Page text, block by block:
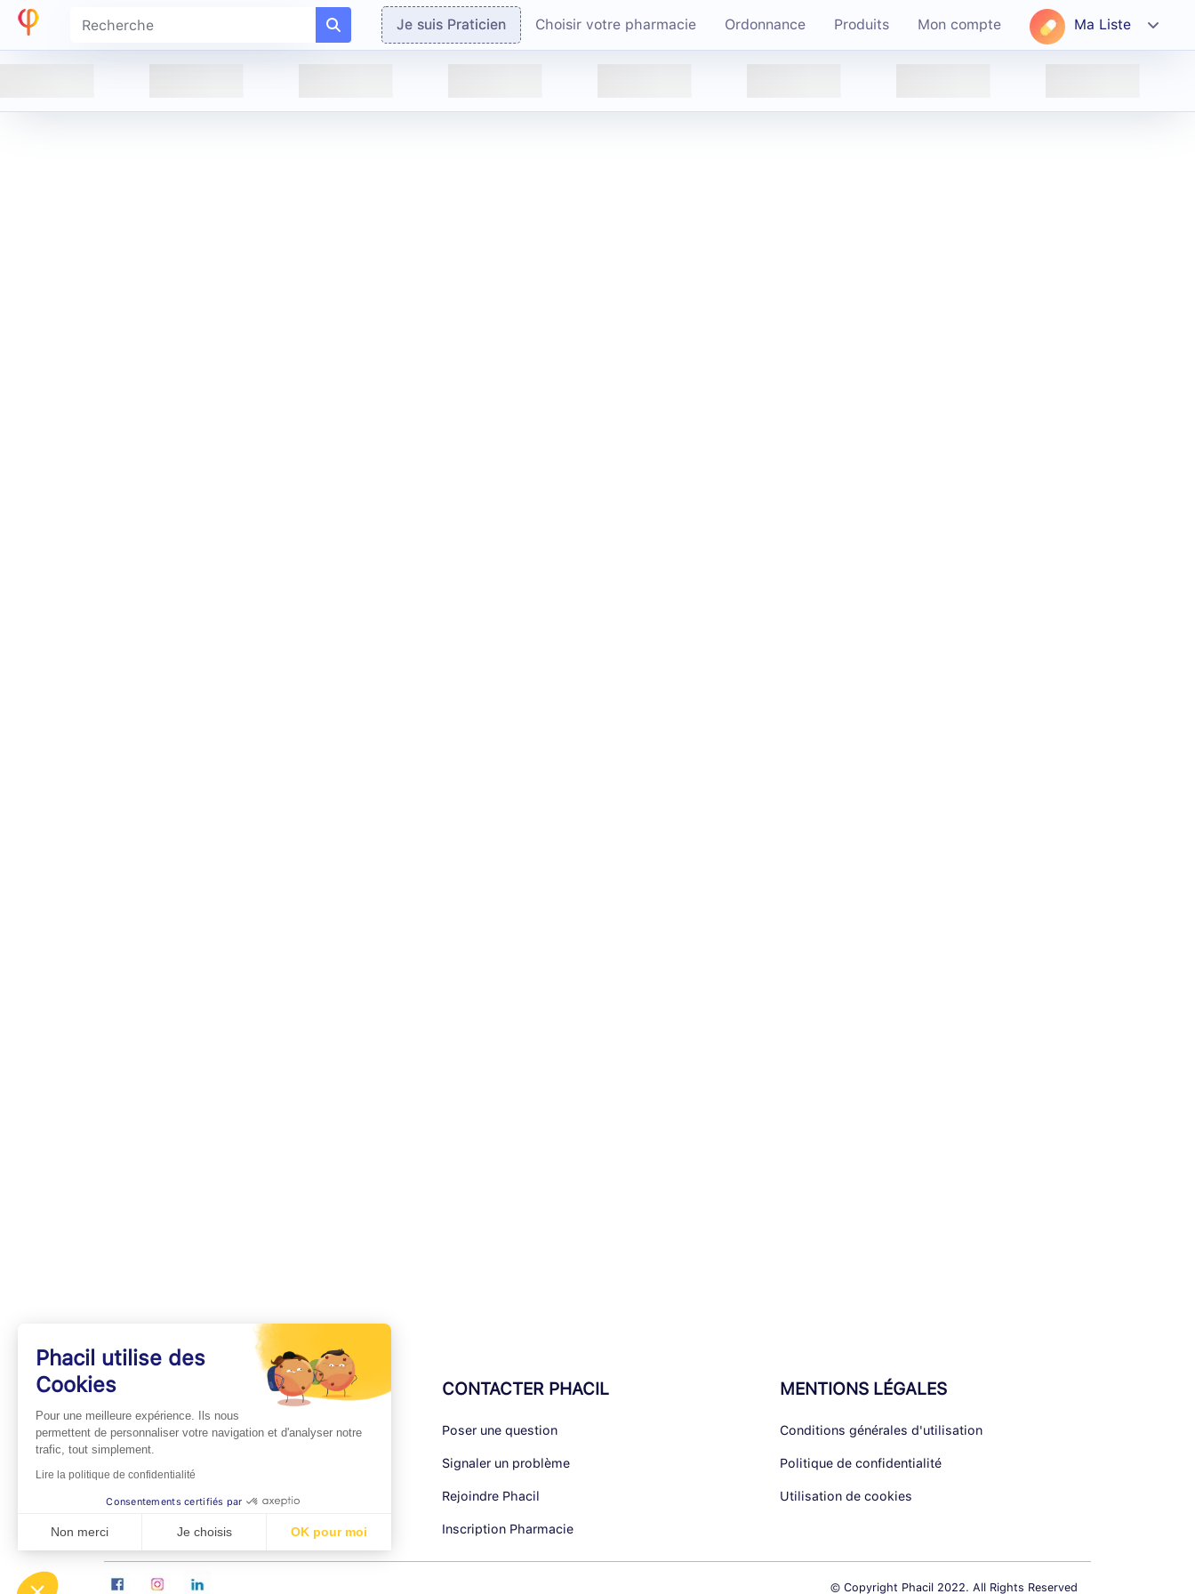
Je suis Praticien Choisir votre pharmacie Ordonnance Produits Mon compte Ma Liste
INFOS PRATIQUES
Professionnels de Santé
Espace Pharmaciens
Foire aux questions
CONTACTER PHACIL
Poser une question
Signaler un problème
Rejoindre Phacil
Inscription Pharmacie
MENTIONS LÉGALES
Conditions générales d'utilisation
Politique de confidentialité
Utilisation de cookies
© Copyright Phacil 2022. All Rights Reserved
Phacil utilise des
Cookies
Pour une meilleure expérience. Ils nous
permettent de personnaliser votre navigation et d'analyser notre
trafic, tout simplement.
Lire la politique de confidentialité
Consentements certifiés par
Non merci Je choisis OK pour moi
Axeptio consent
Plateforme de Gestion du Consentement : Personnalisez vos Options